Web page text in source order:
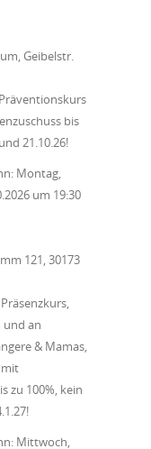
Geibelstr.
bis
21.10.26!
Montag,
um 19:30
121, 30173
und an
& Mamas,
mit
zu 100%, kein
Mittwoch,